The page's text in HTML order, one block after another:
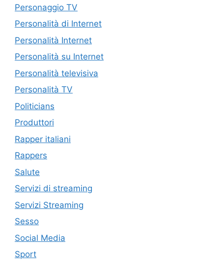
Personaggio TV
Personalità di Internet
Personalità Internet
Personalità su Internet
Personalità televisiva
Personalità TV
Politicians
Produttori
Rapper italiani
Rappers
Salute
Servizi di streaming
Servizi Streaming
Sesso
Social Media
Sport